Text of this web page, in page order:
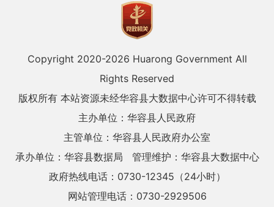
Copyright 2020-2026 Huarong Government All
Rights Reserved
版权所有 本站资源未经华容县大数据中心许可不得转载
主办单位：华容县人民政府
主管单位：华容县人民政府办公室
承办单位：华容县数据局
管理维护：华容县大数据中心
政府热线电话：0730-12345（24小时）
网站管理电话：0730-2929506